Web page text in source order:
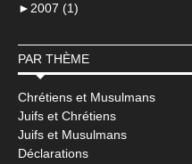
► 2007 (1)
PAR THÈME
Chrétiens et Musulmans
Juifs et Chrétiens
Juifs et Musulmans
Déclarations